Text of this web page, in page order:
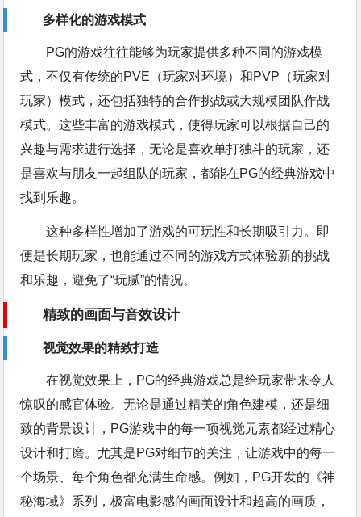
多样化的游戏模式
PG的游戏往往能够为玩家提供多种不同的游戏模
式，不仅有传统的PVE（玩家对环境）和PVP（玩家对
玩家）模式，还包括独特的合作挑战或大规模团队作战
模式。这些丰富的游戏模式，使得玩家可以根据自己的
兴趣与需求进行选择，无论是喜欢单打独斗的玩家，还
是喜欢与朋友一起组队的玩家，都能在PG的经典游戏中
找到乐趣。
这种多样性增加了游戏的可玩性和长期吸引力。即
便是长期玩家，也能通过不同的游戏方式体验新的挑战
和乐趣，避免了“玩腻”的情况。
精致的画面与音效设计
视觉效果的精致打造
在视觉效果上，PG的经典游戏总是给玩家带来令人
惊叹的感官体验。无论是通过精美的角色建模，还是细
致的背景设计，PG游戏中的每一项视觉元素都经过精心
设计和打磨。尤其是PG对细节的关注，让游戏中的每一
个场景、每个角色都充满生命感。例如，PG开发的《神
秘海域》系列，极富电影感的画面设计和超高的画质，